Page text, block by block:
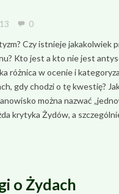
0
Czy istnieje jakakolwiek
Kto jest a kto nie jest
różnica w ocenie i
gdy chodzi o tę kwestię?
można nazwać
krytyka Żydów, a
o Żydach